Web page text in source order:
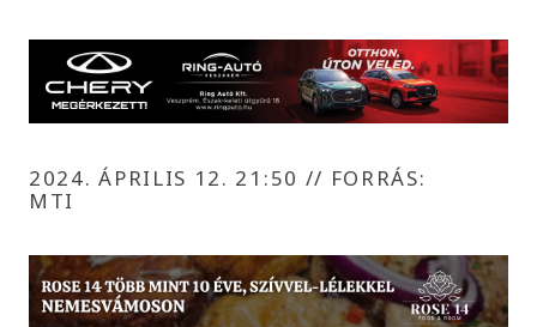
2024. ÁPRILIS 12. 21:50 // FORRÁS:
MTI